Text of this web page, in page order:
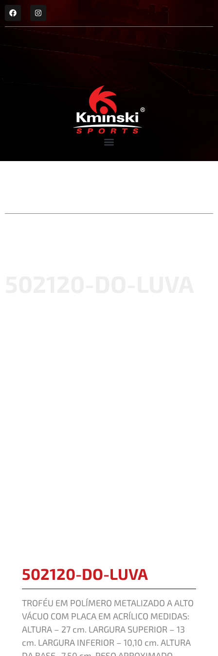
502120-DO-LUVA
TROFÉU EM POLÍMERO METALIZADO A ALTO
VÁCUO COM PLACA EM ACRÍLICO MEDIDAS:
ALTURA – 27 cm. LARGURA SUPERIOR – 13
cm. LARGURA INFERIOR – 10,10 cm. ALTURA